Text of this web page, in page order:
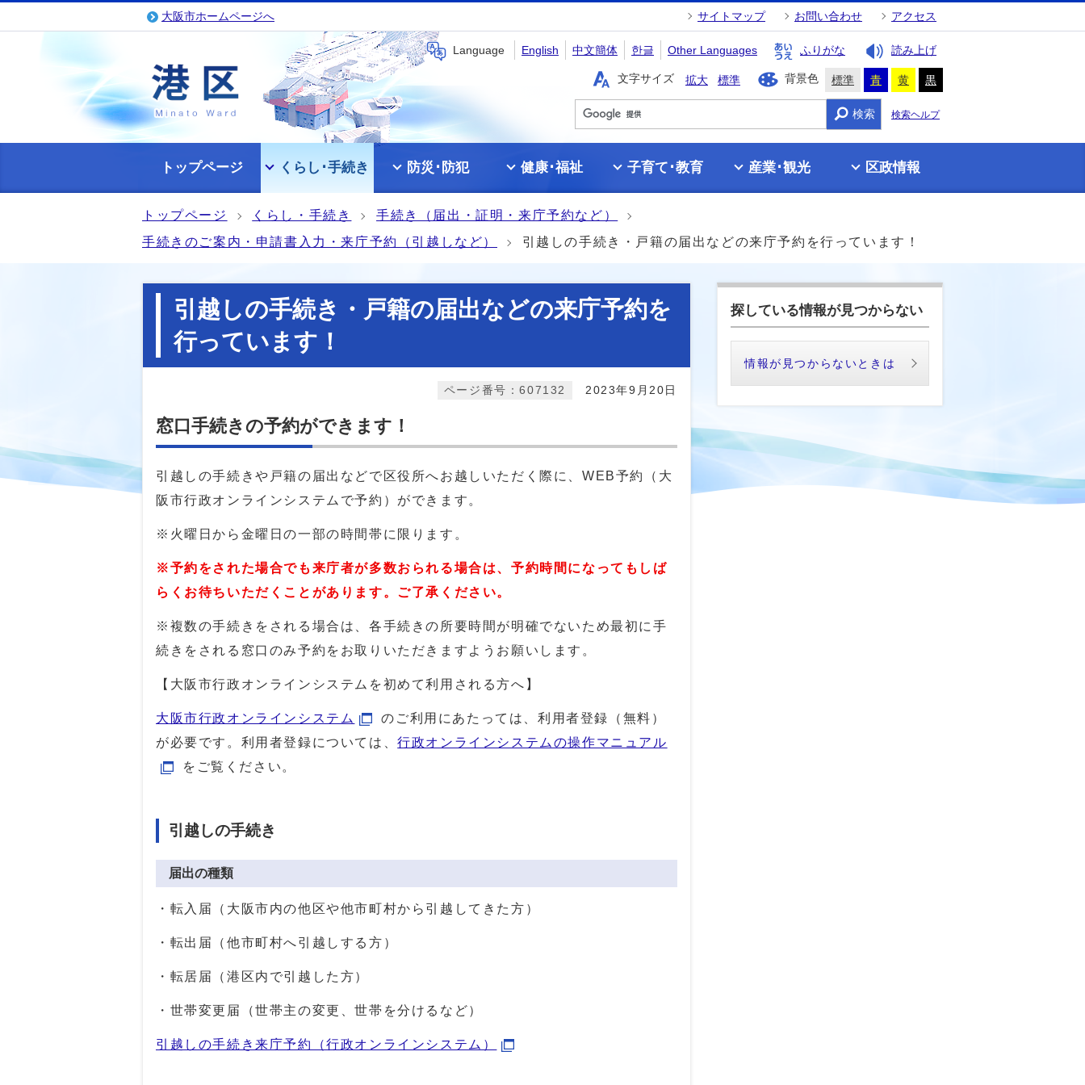
大阪市ホームページへ サイトマップ お問い合わせ アクセス
Language English 中文簡体 한글 Other Languages ふりがな 読み上げ
文字サイズ 拡大 標準 背景色 標準 青 黄 黒
検索 検索ヘルプ
トップページ くらし･手続き 防災･防犯 健康･福祉 子育て･教育 産業･観光 区政情報
トップページ くらし・手続き
手続き（届出・証明・来庁予約など）
手続きのご案内・申請書入力・来庁予約（引越しなど）
引越しの手続き・戸籍の届出などの来庁予約を行っています！
引越しの手続き・戸籍の届出などの来庁予約を
行っています！
2023年9月20日
ページ番号：607132
窓口手続きの予約ができます！
引越しの手続きや戸籍の届出などで区役所へお越しいただく際に、WEB予約（大
阪市行政オンラインシステムで予約）ができます。
※火曜日から金曜日の一部の時間帯に限ります。
※予約をされた場合でも来庁者が多数おられる場合は、予約時間になってもしば
らくお待ちいただくことがあります。ご了承ください。
※複数の手続きをされる場合は、各手続きの所要時間が明確でないため最初に手
続きをされる窓口のみ予約をお取りいただきますようお願いします。
【大阪市行政オンラインシステムを初めて利用される方へ】
大阪市行政オンラインシステム
のご利用にあたっては、利用者登録（無料）
が必要です。利用者登録については、行政オンラインシステムの操作マニュアル
をご覧ください。
引越しの手続き
届出の種類
・転入届（大阪市内の他区や他市町村から引越してきた方）
・転出届（他市町村へ引越しする方）
・転居届（港区内で引越した方）
・世帯変更届（世帯主の変更、世帯を分けるなど）
引越しの手続き来庁予約（行政オンラインシステム）
探している情報が見つからない
情報が見つからないときは